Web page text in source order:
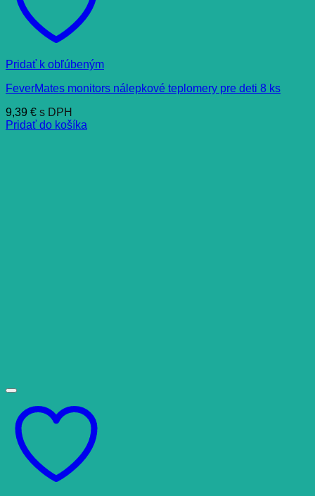
Pridať k obľúbeným
FeverMates monitors nálepkové teplomery pre deti 8 ks
9,39 € s DPH
Pridať do košíka